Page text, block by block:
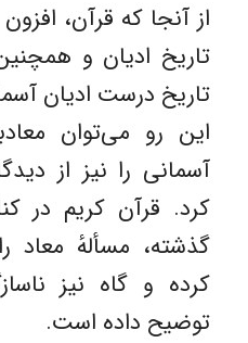
از آنجا که قرآن،
تاریخ ادیان و
تاریخ درست ادیان
این رو می‌توان
آسمانی را نیز از
کرد. قرآن کریم در
گذشته، مسألهٔ معاد
کرده و گاه نیز
توضیح داده است.